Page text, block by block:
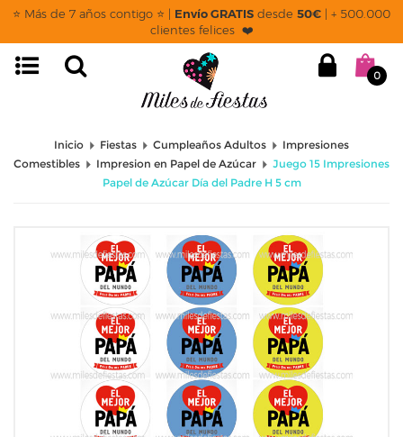
⭐ Más de 7 años contigo ⭐ | Envío GRATIS desde 50€ | + 500.000
clientes felices ❤️
0
Inicio Fiestas Cumpleaños Adultos
Impresiones
Comestibles
Impresion en Papel de Azúcar
Juego 15 Impresiones
Papel de Azúcar Día del Padre H 5 cm